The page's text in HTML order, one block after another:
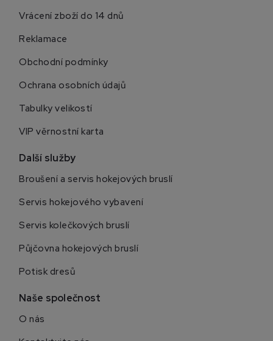
Vrácení zboží do 14 dnů
Reklamace
Obchodní podmínky
Ochrana osobních údajů
Tabulky velikostí
VIP věrnostní karta
Další služby
Broušení a servis hokejových bruslí
Servis hokejového vybavení
Servis kolečkových bruslí
Půjčovna hokejových bruslí
Potisk dresů
Naše společnost
O nás